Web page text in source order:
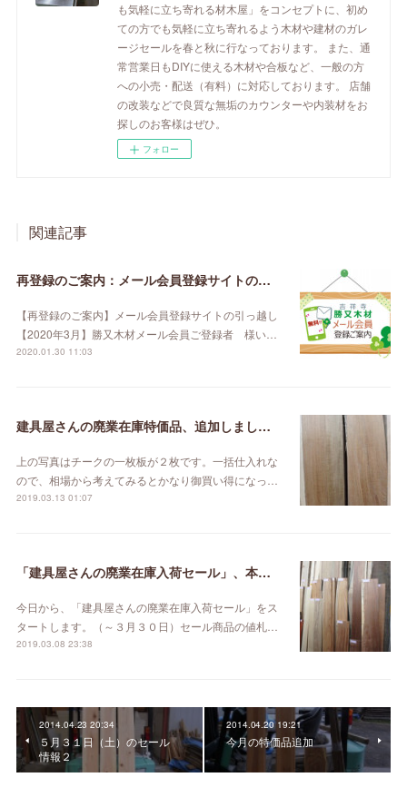
も気軽に立ち寄れる材木屋」をコンセプトに、初め
ての方でも気軽に立ち寄れるよう木材や建材のガレ
ージセールを春と秋に行なっております。 また、通
常営業日もDIYに使える木材や合板など、一般の方
への小売・配送（有料）に対応しております。 店舗
の改装などで良質な無垢のカウンターや内装材をお
探しのお客様はぜひ。
フォロー
関連記事
再登録のご案内：メール会員登録サイトの引っ越し【2020年3月】
【再登録のご案内】メール会員登録サイトの引っ越し
【2020年3月】勝又木材メール会員ご登録者 様い…
2020.01.30 11:03
建具屋さんの廃業在庫特価品、追加しました。
上の写真はチークの一枚板が２枚です。一括仕入れな
ので、相場から考えてみるとかなり御買い得になっ…
2019.03.13 01:07
「建具屋さんの廃業在庫入荷セール」、本日スタート！
今日から、「建具屋さんの廃業在庫入荷セール」をス
タートします。（～３月３０日）セール商品の値札…
2019.03.08 23:38
2014.04.23 20:34
５月３１日（土）のセール
情報２
2014.04.20 19:21
今月の特価品追加